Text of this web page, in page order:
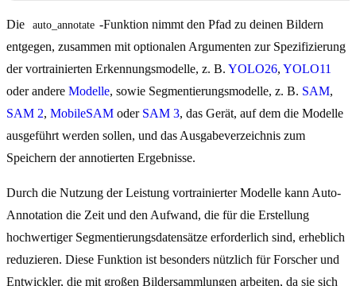
Die auto_annotate -Funktion nimmt den Pfad zu deinen Bildern
entgegen, zusammen mit optionalen Argumenten zur Spezifizierung
der vortrainierten Erkennungsmodelle, z. B. YOLO26, YOLO11
oder andere Modelle, sowie Segmentierungsmodelle, z. B. SAM,
SAM 2, MobileSAM oder SAM 3, das Gerät, auf dem die Modelle
ausgeführt werden sollen, und das Ausgabeverzeichnis zum
Speichern der annotierten Ergebnisse.
Durch die Nutzung der Leistung vortrainierter Modelle kann Auto-
Annotation die Zeit und den Aufwand, die für die Erstellung
hochwertiger Segmentierungsdatensätze erforderlich sind, erheblich
reduzieren. Diese Funktion ist besonders nützlich für Forscher und
Entwickler, die mit großen Bildersammlungen arbeiten, da sie sich